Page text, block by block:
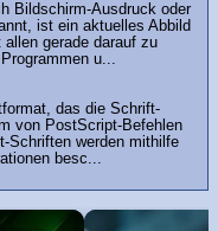
Bildschirm-Ausdruck oder
ist ein aktuelles Abbild
gerade darauf zu
u...
das die Schrift-
von PostScript-Befehlen
Schriften werden mithilfe
besc...